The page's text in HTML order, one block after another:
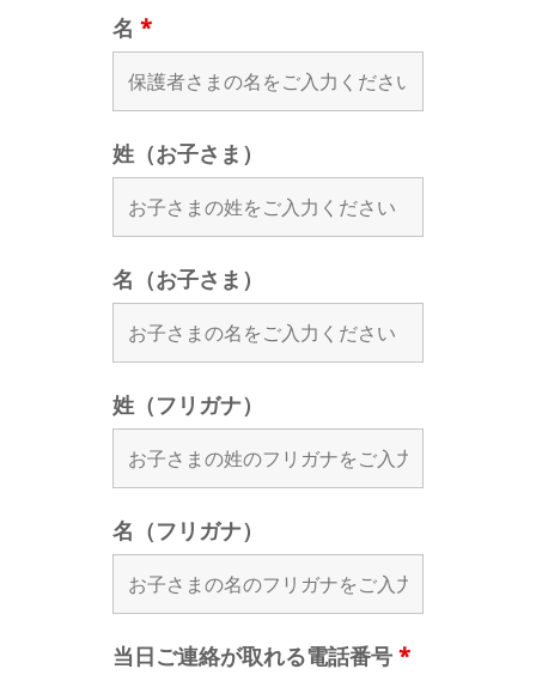
名 *
姓（お子さま）
名（お子さま）
姓（フリガナ）
名（フリガナ）
当日ご連絡が取れる電話番号 *